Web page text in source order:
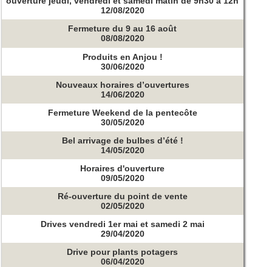
12/08/2020
Fermeture du 9 au 16 août
08/08/2020
Produits en Anjou !
30/06/2020
Nouveaux horaires d’ouvertures
14/06/2020
Fermeture Weekend de la pentecôte
30/05/2020
Bel arrivage de bulbes d’été !
14/05/2020
Horaires d'ouverture
09/05/2020
Ré-ouverture du point de vente
02/05/2020
Drives vendredi 1er mai et samedi 2 mai
29/04/2020
Drive pour plants potagers
06/04/2020